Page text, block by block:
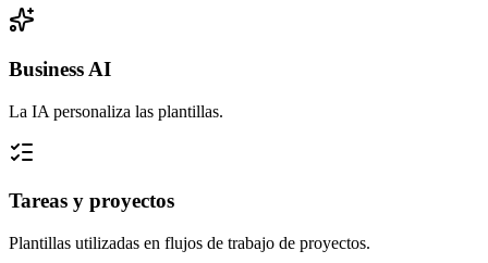
Business AI
La IA personaliza las plantillas.
Tareas y proyectos
Plantillas utilizadas en flujos de trabajo de proyectos.